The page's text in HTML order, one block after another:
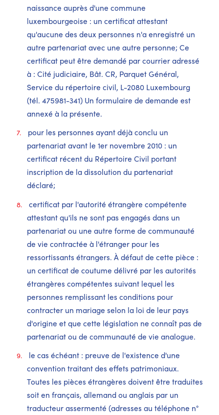
naissance auprès d'une commune
luxembourgeoise : un certificat attestant
qu'aucune des deux personnes n'a enregistré un
autre partenariat avec une autre personne; Ce
certificat peut être demandé par courrier adressé
à : Cité judiciaire, Bât. CR, Parquet Général,
Service du répertoire civil, L-2080 Luxembourg
(tél. 475981-341) Un formulaire de demande est
annexé à la présente.
pour les personnes ayant déjà conclu un
partenariat avant le 1er novembre 2010 : un
certificat récent du Répertoire Civil portant
inscription de la dissolution du partenariat
déclaré;
certificat par l'autorité étrangère compétente
attestant qu'ils ne sont pas engagés dans un
partenariat ou une autre forme de communauté
de vie contractée à l'étranger pour les
ressortissants étrangers. À défaut de cette pièce :
un certificat de coutume délivré par les autorités
étrangères compétentes suivant lequel les
personnes remplissant les conditions pour
contracter un mariage selon la loi de leur pays
d'origine et que cette législation ne connaît pas de
partenariat ou de communauté de vie analogue.
le cas échéant : preuve de l'existence d'une
convention traitant des effets patrimoniaux.
Toutes les pièces étrangères doivent être traduites
soit en français, allemand ou anglais par un
traducteur assermenté (adresses au téléphone n°